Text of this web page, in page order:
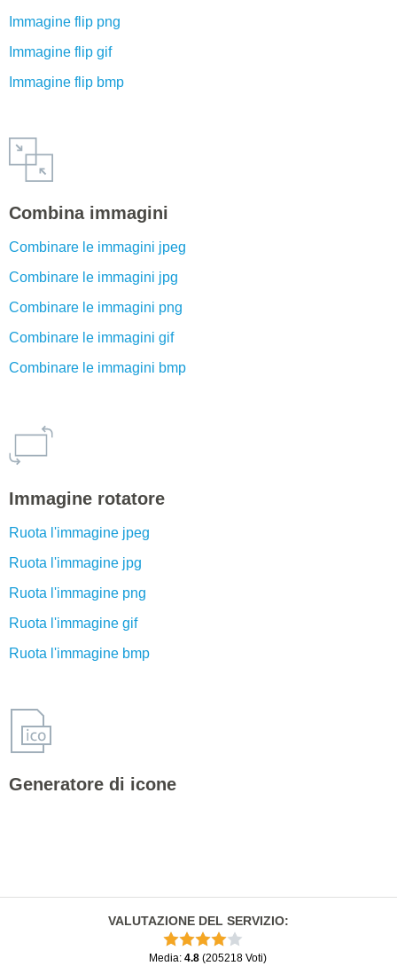
Immagine flip png
Immagine flip gif
Immagine flip bmp
Combina immagini
Combinare le immagini jpeg
Combinare le immagini jpg
Combinare le immagini png
Combinare le immagini gif
Combinare le immagini bmp
Immagine rotatore
Ruota l'immagine jpeg
Ruota l'immagine jpg
Ruota l'immagine png
Ruota l'immagine gif
Ruota l'immagine bmp
Generatore di icone
VALUTAZIONE DEL SERVIZIO:
Media: 4.8 (205218 Voti)